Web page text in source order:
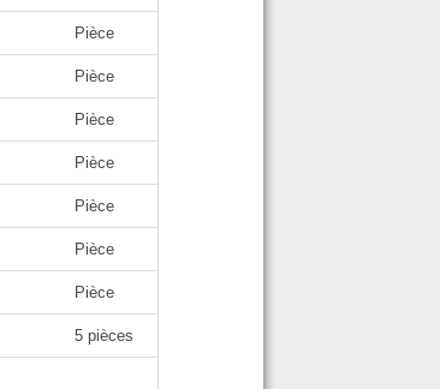
Pièce
Pièce
Pièce
Pièce
Pièce
Pièce
Pièce
5 pièces